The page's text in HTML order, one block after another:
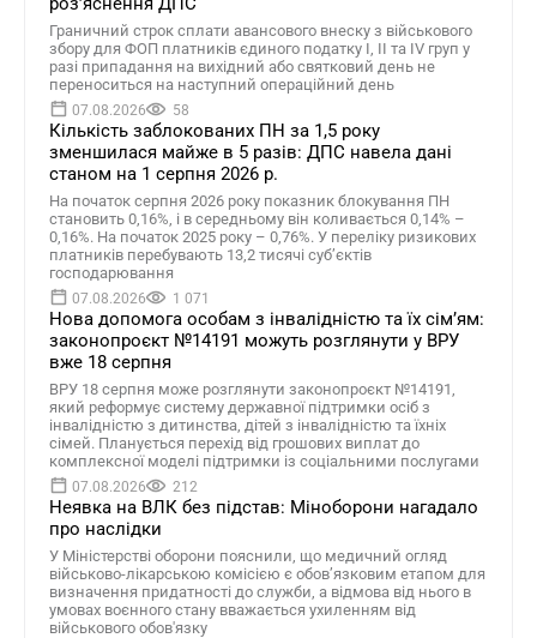
Граничний строк сплати авансового внеску з військового
збору для ФОП платників єдиного податку І, ІІ та ІV груп у
разі припадання на вихідний або святковий день не
переноситься на наступний операційний день
07.08.2026 58
Кількість заблокованих ПН за 1,5 року
зменшилася майже в 5 разів: ДПС навела дані
станом на 1 серпня 2026 р.
На початок серпня 2026 року показник блокування ПН
становить 0,16%, і в середньому він коливається 0,14% –
0,16%. На початок 2025 року – 0,76%. У переліку ризикових
платників перебувають 13,2 тисячі суб’єктів
господарювання
07.08.2026 1 071
Нова допомога особам з інвалідністю та їх сімʼям:
законопроєкт №14191 можуть розглянути у ВРУ
вже 18 серпня
ВРУ 18 серпня може розглянути законопроєкт №14191,
який реформує систему державної підтримки осіб з
інвалідністю з дитинства, дітей з інвалідністю та їхніх
сімей. Планується перехід від грошових виплат до
комплексної моделі підтримки із соціальними послугами
07.08.2026 212
Неявка на ВЛК без підстав: Міноборони нагадало
про наслідки
У Міністерстві оборони пояснили, що медичний огляд
військово-лікарською комісією є обов’язковим етапом для
визначення придатності до служби, а відмова від нього в
умовах воєнного стану вважається ухиленням від
військового обов'язку